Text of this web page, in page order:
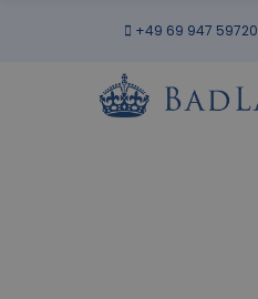
+49 69 947 59720